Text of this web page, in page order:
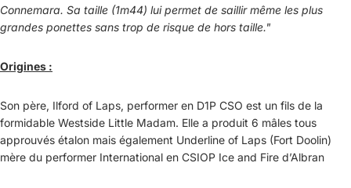
Connemara. Sa taille (1m44) lui permet de saillir même les plus
grandes ponettes sans trop de risque de hors taille."
Origines :
Son père, Ilford of Laps, performer en D1P CSO est un fils de la
formidable Westside Little Madam. Elle a produit 6 mâles tous
approuvés étalon mais également Underline of Laps (Fort Doolin)
mère du performer International en CSIOP Ice and Fire d’Albran